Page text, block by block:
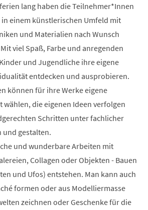
lang haben die Teilnehmer*Innen
einem künstlerischen Umfeld mit
und Materialien nach Wunsch
viel Spaß, Farbe und anregenden
und Jugendliche ihre eigene
entdecken und ausprobieren.
können für ihre Werke eigene
wählen, die eigenen Ideen verfolgen
Schritten unter fachlicher
gestalten.
und wunderbare Arbeiten mit
Collagen oder Objekten - Bauen
und Ufos) entstehen. Man kann auch
formen oder aus Modelliermasse
zeichnen oder Geschenke für die